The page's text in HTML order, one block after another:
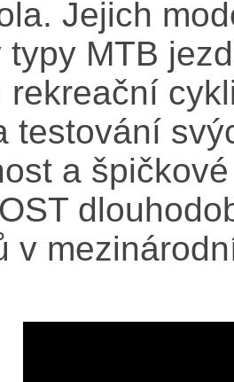
Jejich
typy MTB
rekreační
testování
a
v